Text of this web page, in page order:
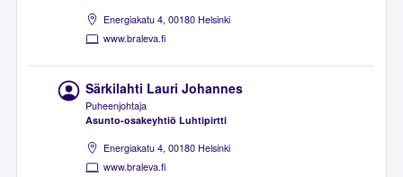
Energiakatu 4, 00180 Helsinki
www.braleva.fi
Särkilahti Lauri Johannes
Puheenjohtaja
Asunto-osakeyhtiö Luhtipirtti
Energiakatu 4, 00180 Helsinki
www.braleva.fi